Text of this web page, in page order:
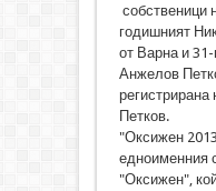
собственици
годишният
от Варна и
Анжелов
Петков.
"Оксижен
едноименния
"Оксижен",